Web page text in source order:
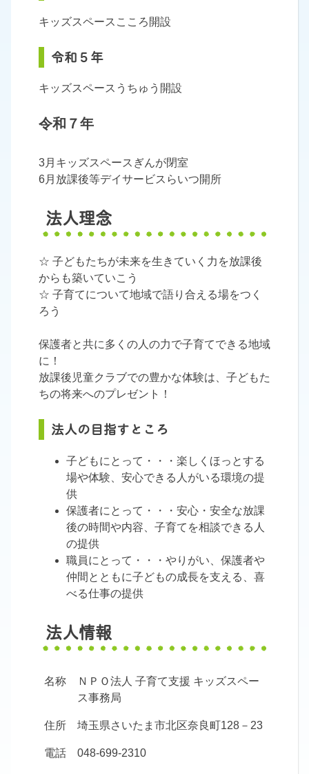
キッズスペースこころ開設
令和５年
キッズスペースうちゅう開設
令和７年
3月キッズスペースぎんが閉室
6月放課後等デイサービスらいつ開所
法人理念
☆ 子どもたちが未来を生きていく力を放課後
からも築いていこう
☆ 子育てについて地域で語り合える場をつく
ろう
保護者と共に多くの人の力で子育てできる地域
に！
放課後児童クラブでの豊かな体験は、子どもた
ちの将来へのプレゼント！
法人の目指すところ
子どもにとって・・・楽しくほっとする
場や体験、安心できる人がいる環境の提
供
保護者にとって・・・安心・安全な放課
後の時間や内容、子育てを相談できる人
の提供
職員にとって・・・やりがい、保護者や
仲間とともに子どもの成長を支える、喜
べる仕事の提供
法人情報
名称
ＮＰＯ法人 子育て支援 キッズスペー
ス事務局
住所 埼玉県さいたま市北区奈良町128－23
電話 048-699-2310